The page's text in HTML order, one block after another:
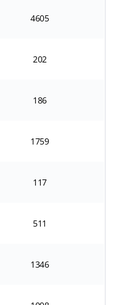
4605
202
186
1759
117
511
1346